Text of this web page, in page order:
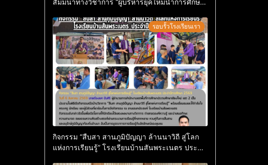
สัมมนาทางวิชาการ “ผู้บริหารยุคใหม่นำการศึกษา
รอบรั้วโรงเรียนเรา
กิจกรรม “สืบสา สานภูมิปัญญา ล้านนาวิถี สู่โลก
แห่งการเรียนรู้” โรงเรียนบ้านสันพระเนตร ประจำ